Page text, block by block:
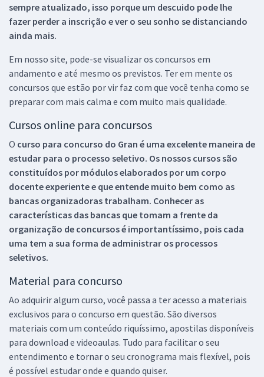
sempre atualizado, isso porque um descuido pode lhe
fazer perder a inscrição e ver o seu sonho se distanciando
ainda mais.
Em nosso site, pode-se visualizar os concursos em
andamento e até mesmo os previstos. Ter em mente os
concursos que estão por vir faz com que você tenha como se
preparar com mais calma e com muito mais qualidade.
Cursos online para concursos
O curso para concurso do Gran é uma excelente maneira de
estudar para o processo seletivo. Os nossos cursos são
constituídos por módulos elaborados por um corpo
docente experiente e que entende muito bem como as
bancas organizadoras trabalham. Conhecer as
características das bancas que tomam a frente da
organização de concursos é importantíssimo, pois cada
uma tem a sua forma de administrar os processos
seletivos.
Material para concurso
Ao adquirir algum curso, você passa a ter acesso a materiais
exclusivos para o concurso em questão. São diversos
materiais com um conteúdo riquíssimo, apostilas disponíveis
para download e videoaulas. Tudo para facilitar o seu
entendimento e tornar o seu cronograma mais flexível, pois
é possível estudar onde e quando quiser.